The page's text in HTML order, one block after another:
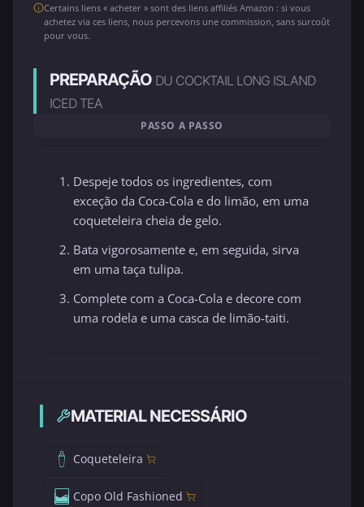
Certains liens « acheter » sont des liens affiliés Amazon : si vous
achetez via ces liens, nous percevons une commission, sans surcoût
pour vous.
PREPARAÇÃO DU COCKTAIL LONG ISLAND
ICED TEA
PASSO A PASSO
Despeje todos os ingredientes, com
exceção da Coca-Cola e do limão, em uma
coqueteleira cheia de gelo.
Bata vigorosamente e, em seguida, sirva
em uma taça tulipa.
Complete com a Coca-Cola e decore com
uma rodela e uma casca de limão-taiti.
MATERIAL NECESSÁRIO
Coqueteleira
Copo Old Fashioned